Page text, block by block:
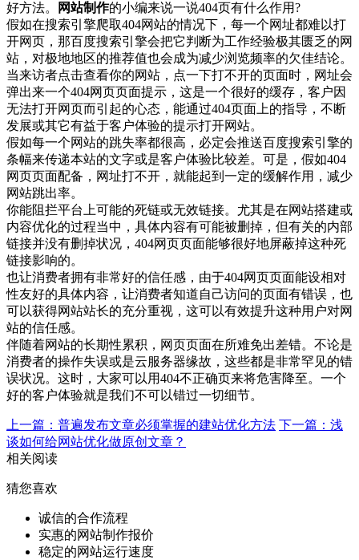
好方法。
网站制作的小编来说一说404页有什么作用?
假如在搜索引擎爬取404网站的情况下，每一个网址都难以打
开网页，那百度搜索引擎会把它判断为工作经验极其匮乏的网
站，对极地地区的推荐值也会成为减少浏览频率的欠佳结论。
当来访者点击查看你的网站，点一下打不开的页面时，网址会
弹出来一个404网页页面提示，这是一个很好的缓存，客户因
无法打开网页而引起的心态，能通过404页面上的指导，不断
发展或其它有益于客户体验的提示打开网站。
假如每一个网站的跳失率都很高，必定会推送百度搜索引擎的
条幅来传递本站的文字或是客户体验比较差。可是，假如404
网页页面配备，网址打不开，就能起到一定的缓解作用，减少
网站跳出率。
你能阻拦平台上可能的死链或无效链接。尤其是在网站搭建或
内容优化的过程当中，具体内容有可能被删掉，但有关的内部
链接并没有删掉状况，404网页页面能够很好地屏蔽掉这种死
链接影响的。
也让消费者拥有非常好的信任感，由于404网页页面能设相对
性友好的具体内容，让消费者知道自己访问的页面有错误，也
可以获得网站站长的充分重视，这可以有效提升这种用户对网
站的信任感。
伴随着网站的长期性累积，网页页面在所难免出差错。不论是
消费者的操作失误或是云服务器缘故，这些都是非常罕见的错
误状况。这时，大家可以用404不正确页来将危害降至。一个
好的客户体验就是我们不可以错过一切细节。
上一篇：普遍发布文章必须掌握的建站优化方法 下一篇：浅
谈如何给网站优化做原创文章？
相关阅读
猜您喜欢
诚信的合作流程
实惠的网站制作报价
稳定的网站运行速度